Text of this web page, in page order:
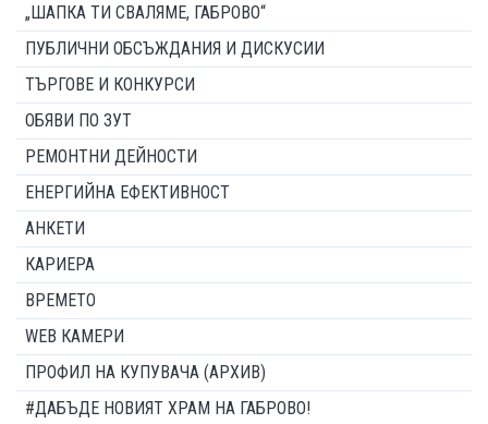
„ШАПКА ТИ СВАЛЯМЕ, ГАБРОВО“
ПУБЛИЧНИ ОБСЪЖДАНИЯ И ДИСКУСИИ
ТЪРГОВЕ И КОНКУРСИ
ОБЯВИ ПО ЗУТ
РЕМОНТНИ ДЕЙНОСТИ
ЕНЕРГИЙНА ЕФЕКТИВНОСТ
АНКЕТИ
КАРИЕРА
ВРЕМЕТО
WEB КАМЕРИ
ПРОФИЛ НА КУПУВАЧА (АРХИВ)
#ДАБЪДЕ НОВИЯТ ХРАМ НА ГАБРОВО!